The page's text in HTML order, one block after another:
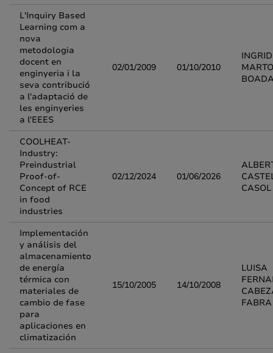
L'Inquiry Based
Learning com a
nova
metodologia
docent en
enginyeria i la
seva contribució
a l'adaptació de
les enginyeries
a l'EEES
02/01/2009 01/10/2010
INGRID
COOLHEAT-
Industry:
Preindustrial
Proof-of-
Concept of RCE
in food
industries
02/12/2024 01/06/2026
CASOL
Implementación
y análisis del
almacenamiento
de energía
térmica con
materiales de
cambio de fase
para
aplicaciones en
climatización
15/10/2005 14/10/2008
LUISA
FABRA